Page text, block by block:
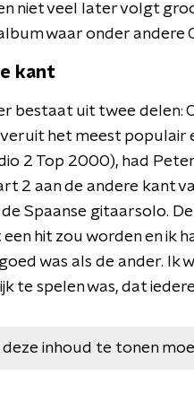
niet veel later volgt
waar onder andere
kant
bestaat uit twee delen:
het meest populair
2 Top 2000), had
2 aan de andere kant
Spaanse gitaarsolo.
hit zou worden en ik
was als de ander. Ik
te spelen was, dat
deze inhoud te tonen